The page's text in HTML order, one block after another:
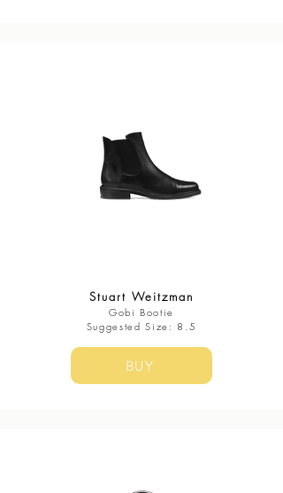
Stuart Weitzman
Gobi Bootie
​Suggested Size: 8.5
BUY